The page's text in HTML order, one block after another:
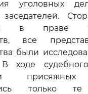
уголовных
заседателей.
в праве
все
были
В ходе
присяжных
только те